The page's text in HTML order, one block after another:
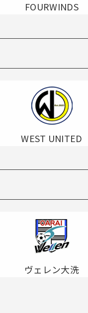
FOURWINDS
WEST UNITED
ヴェレン大洗